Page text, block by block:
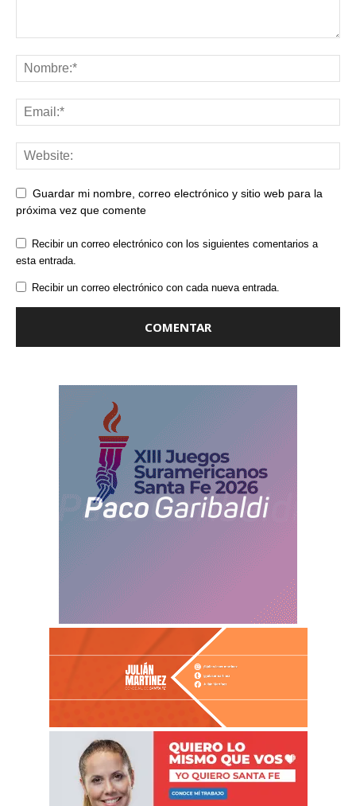
Guardar mi nombre, correo electrónico y sitio web para la
próxima vez que comente
Recibir un correo electrónico con los siguientes comentarios a
esta entrada.
Recibir un correo electrónico con cada nueva entrada.